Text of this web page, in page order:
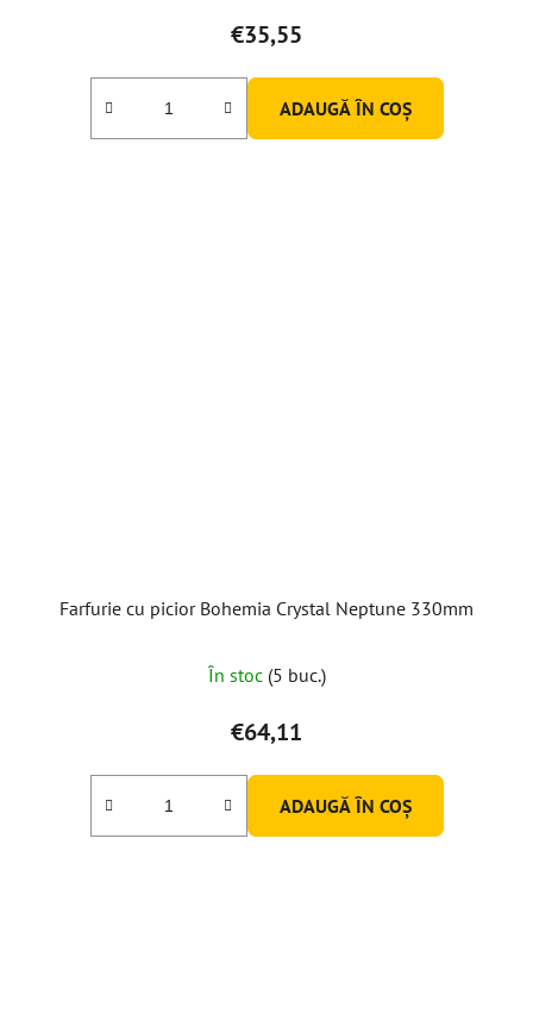
€35,55
ADAUGĂ ÎN COŞ
Farfurie cu picior Bohemia Crystal Neptune 330mm
În stoc (5 buc.)
€64,11
ADAUGĂ ÎN COŞ